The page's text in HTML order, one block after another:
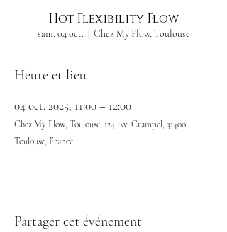
Hot Flexibility Flow
sam. 04 oct. Chez My Flow, Toulouse
Heure et lieu
04 oct. 2025, 11:00 – 12:00
Chez My Flow, Toulouse, 124 Av. Crampel, 31400
Toulouse, France
Partager cet événement